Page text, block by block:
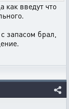
как введут что
запасом брал,